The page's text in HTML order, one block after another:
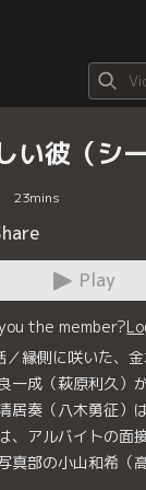
い彼（シ
23mins
Play
the member?
／縁側に咲いた、
一成（萩原利久）
居奏（八木勇征）
、アルバイトの面
真部の小山和希（